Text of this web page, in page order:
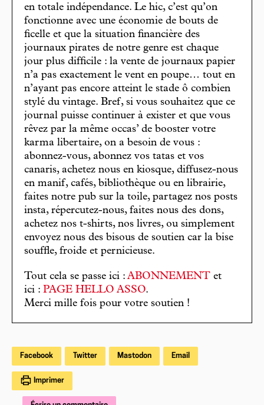
en totale indépendance. Le hic, c’est qu’on
fonctionne avec une économie de bouts de
ficelle et que la situation financière des
journaux pirates de notre genre est chaque
jour plus difficile : la vente de journaux papier
n’a pas exactement le vent en poupe… tout en
n’ayant pas encore atteint le stade ô combien
stylé du vintage. Bref, si vous souhaitez que ce
journal puisse continuer à exister et que vous
rêvez par la même occas’ de booster votre
karma libertaire, on a besoin de vous :
abonnez-vous, abonnez vos tatas et vos
canaris, achetez nous en kiosque, diffusez-nous
en manif, cafés, bibliothèque ou en librairie,
faites notre pub sur la toile, partagez nos posts
insta, répercutez-nous, faites nous des dons,
achetez nos t-shirts, nos livres, ou simplement
envoyez nous des bisous de soutien car la bise
souffle, froide et pernicieuse.
Tout cela se passe ici : ABONNEMENT et
ici : PAGE HELLO ASSO.
Merci mille fois pour votre soutien !
Facebook Twitter Mastodon Email
Imprimer